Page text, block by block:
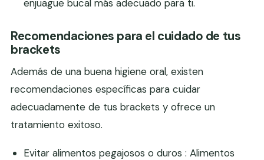
enjuague bucal más adecuado para ti.
Recomendaciones para el cuidado de tus
brackets
Además de una buena higiene oral, existen
recomendaciones específicas para cuidar
adecuadamente de tus brackets y ofrece un
tratamiento exitoso.
Evitar alimentos pegajosos o duros : Alimentos